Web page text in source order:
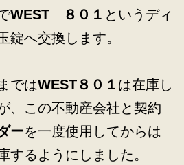
WEST ８０１ というディ
錠へ交換します。
ではWEST８０１ は在庫し
、この不動産会社と契約
ーを一度使用してからは
するようにしました。